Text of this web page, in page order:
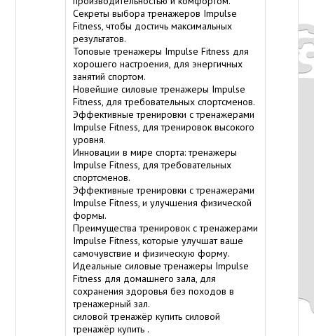
Секреты выбора тренажеров Impulse
Fitness, чтобы достичь максимальных
результатов.
Топовые тренажеры Impulse Fitness для
хорошего настроения, для энергичных
занятий спортом.
Новейшие силовые тренажеры Impulse
Fitness, для требовательных спортсменов.
Эффективные тренировки с тренажерами
Impulse Fitness, для тренировок высокого
уровня.
Инновации в мире спорта: тренажеры
Impulse Fitness, для требовательных
спортсменов.
Эффективные тренировки с тренажерами
Impulse Fitness, и улучшения физической
формы.
Преимущества тренировок с тренажерами
Impulse Fitness, которые улучшат ваше
самочувствие и физическую форму.
Идеальные силовые тренажеры Impulse
Fitness для домашнего зала, для
сохранения здоровья без походов в
тренажерный зал.
силовой тренажёр купитьсиловой
тренажёр купить .